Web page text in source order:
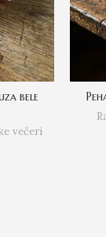
bele
večeri